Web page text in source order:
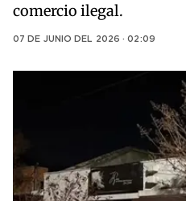
comercio ilegal.
07 DE JUNIO DEL 2026 · 02:09